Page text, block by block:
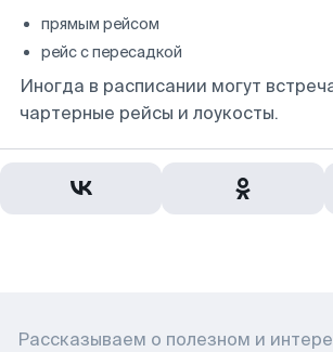
прямым рейсом
рейс с пересадкой
Иногда в расписании могут
чартерные рейсы и лоукосты.
Рассказываем о полезном и